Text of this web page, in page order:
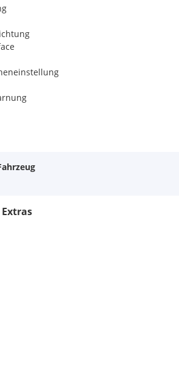
abschaltbar
verstell- und heizbar
(Tempomat)
Geschwindigkeitsregelanlage
Cruise Control / I-ACC)
Begrenzer
10,2 Zoll
und hinten
(DAB)